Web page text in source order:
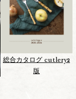
総合カタログ cutlery2
版